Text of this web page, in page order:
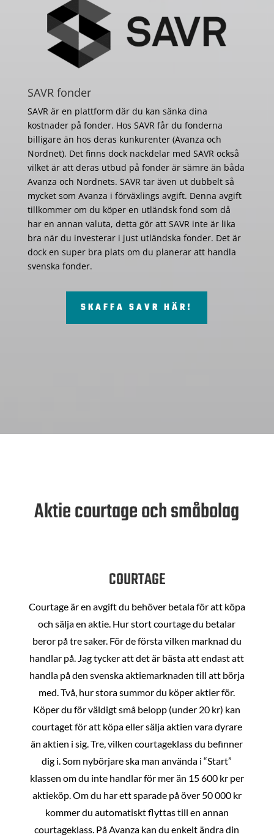
SAVR fonder
SAVR är en plattform där du kan sänka dina
kostnader på fonder. Hos SAVR får du fonderna
billigare än hos deras kunkurenter (Avanza och
Nordnet). Det finns dock nackdelar med SAVR också
vilket är att deras utbud på fonder är sämre än båda
Avanza och Nordnets. SAVR tar även ut dubbelt så
mycket som Avanza i förväxlings avgift. Denna avgift
tillkommer om du köper en utländsk fond som då
har en annan valuta, detta gör att SAVR inte är lika
bra när du investerar i just utländska fonder. Det är
dock en super bra plats om du planerar att handla
svenska fonder.
SKAFFA SAVR HÄR!
Aktie courtage och småbolag
COURTAGE
Courtage är en avgift du behöver betala för att köpa
och sälja en aktie. Hur stort courtage du betalar
beror på tre saker. För de första vilken marknad du
handlar på. Jag tycker att det är bästa att endast att
handla på den svenska aktiemarknaden till att börja
med. Två, hur stora summor du köper aktier för.
Köper du för väldigt små belopp (under 20 kr) kan
courtaget för att köpa eller sälja aktien vara dyrare
än aktien i sig. Tre, vilken courtageklass du befinner
dig i. Som nybörjare ska man använda i “Start”
klassen om du inte handlar för mer än 15 600 kr per
aktieköp. Om du har ett sparade på över 50 000 kr
kommer du automatiskt flyttas till en annan
courtageklass. På Avanza kan du enkelt ändra din